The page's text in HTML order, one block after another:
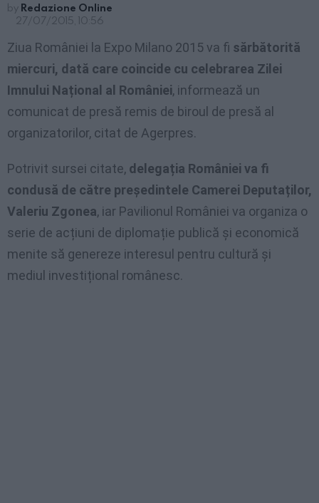
by Redazione Online
27/07/2015, 10:56
Ziua României la Expo Milano 2015 va fi sărbătorită
miercuri, dată care coincide cu celebrarea Zilei
Imnului Național al României, informează un
comunicat de presă remis de biroul de presă al
organizatorilor, citat de Agerpres.
Potrivit sursei citate, delegația României va fi
condusă de către președintele Camerei Deputaților,
Valeriu Zgonea, iar Pavilionul României va organiza o
serie de acțiuni de diplomație publică și economică
menite să genereze interesul pentru cultură și
mediul investițional românesc.